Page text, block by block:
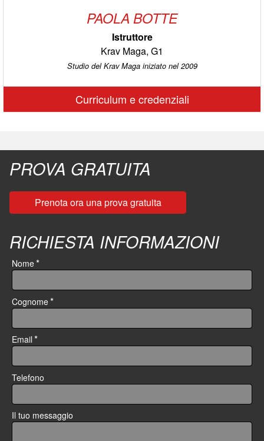
PAOLA BOTTE
Istruttore
Krav Maga, G1
Studio del Krav Maga iniziato nel 2009
Curriculum e credenziali
PROVA GRATUITA
Prenota ora una prova gratuita
RICHIESTA INFORMAZIONI
Nome*
Cognome*
Email*
Telefono
Il tuo messaggio